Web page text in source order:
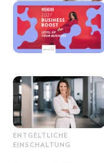
ENTGELTLICHE
EINSCHALTUNG